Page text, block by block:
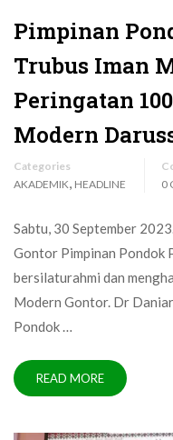
Pimpinan
Trubus Iman
Peringatan
Modern
Categories
AKADEMIK, HEADLINE
0
Sabtu, 30 September
Gontor Pimpinan Pondok
bersilaturahmi dan
Modern Gontor. Dr
Pondok …
READ MORE